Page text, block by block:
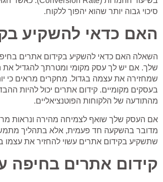
סיכוי גבוה יותר שהוא יהפוך ללקוח.
האם כדאי להשקיע
השאלה האם כדאי להשקיע בקידום אתרים
שלך. אם יש לך עסק מקומי ומטרתך להגדיל את
בעסקים מקומיים. קידום אתרים יכול להיות
מהתודעה של הלקוחות הפוטנציאליים.
אם העסק שלך שואף לצמיחה מהירה ונראות
מדובר בהשקעה חד פעמית, אלא בתהליך
שתשקיע בקידום אתרים עשוי להחזיר את עצמו
קידום אתרים בחיפה